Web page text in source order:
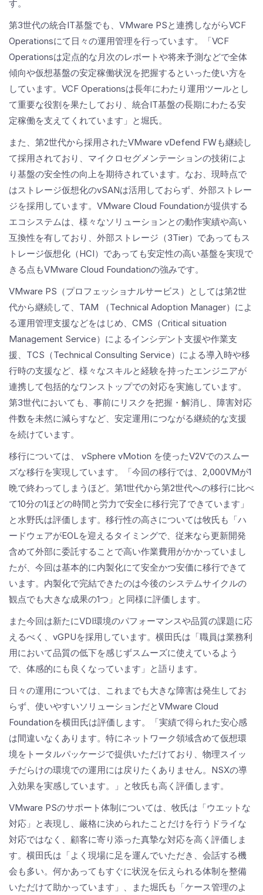
す。
第3世代の統合IT基盤でも、VMware PSと連携しながらVCF
Operationsにて日々の運用管理を行っています。「VCF
Operationsは定点的な月次のレポートや将来予測などで全体
傾向や仮想基盤の安定稼働状況を把握するといった使い方を
しています。VCF Operationsは長年にわたり運用ツールとし
て重要な役割を果たしており、統合IT基盤の長期にわたる安
定稼働を支えてくれています」と堀氏。
また、第2世代から採用されたVMware vDefend FWも継続し
て採用されており、マイクロセグメンテーションの技術によ
り基盤の安全性の向上を期待されています。なお、現時点で
はストレージ仮想化のvSANは活用しておらず、外部ストレー
ジを採用しています。VMware Cloud Foundationが提供する
エコシステムは、様々なソリューションとの動作実績や高い
互換性を有しており、外部ストレージ（3Tier）であってもス
トレージ仮想化（HCI）であっても安定性の高い基盤を実現で
きる点もVMware Cloud Foundationの強みです。
VMware PS（プロフェッショナルサービス）としては第2世
代から継続して、TAM （Technical Adoption Manager）によ
る運用管理支援などをはじめ、CMS（Critical situation
Management Service）によるインシデント支援や作業支
援、TCS（Technical Consulting Service）による導入時や移
行時の支援など、様々なスキルと経験を持ったエンジニアが
連携して包括的なワンストップでの対応を実施しています。
第3世代においても、事前にリスクを把握・解消し、障害対応
件数を未然に減らすなど、安定運用につながる継続的な支援
を続けています。
移行については、 vSphere vMotion を使ったV2Vでのスムー
ズな移行を実現しています。「今回の移行では、2,000VMが1
晩で終わってしまうほど。第1世代から第2世代への移行に比べ
て10分の1ほどの時間と労力で安全に移行完了できています」
と水野氏は評価します。移行性の高さについては牧氏も「ハ
ードウェアがEOLを迎えるタイミングで、従来なら更新開発
含めて外部に委託することで高い作業費用がかかっていまし
たが、今回は基本的に内製化にて安全かつ安価に移行できて
います。内製化で完結できたのは今後のシステムサイクルの
観点でも大きな成果の1つ」と同様に評価します。
また今回は新たにVDI環境のパフォーマンスや品質の課題に応
えるべく、vGPUを採用しています。横田氏は「職員は業務利
用において品質の低下を感じずスムーズに使えているよう
で、体感的にも良くなっています」と語ります。
日々の運用については、これまでも大きな障害は発生してお
らず、使いやすいソリューションだとVMware Cloud
Foundationを横田氏は評価します。「実績で得られた安心感
は間違いなくあります。特にネットワーク領域含めて仮想環
境をトータルパッケージで提供いただけており、物理スイッ
チだらけの環境での運用には戻りたくありません。NSXの導
入効果を実感しています。」と牧氏も高く評価します。
VMware PSのサポート体制については、牧氏は「ウエットな
対応」と表現し、厳格に決められたことだけを行うドライな
対応ではなく、顧客に寄り添った真摯な対応を高く評価しま
す。横田氏は「よく現場に足を運んでいただき、会話する機
会も多い。何かあってもすぐに状況を伝えられる体制を整備
いただけて助かっています」、また堀氏も「ケース管理のよ